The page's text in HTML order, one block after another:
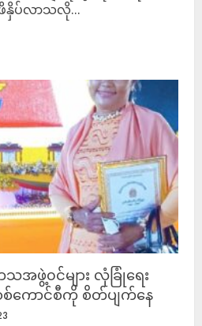
ဖိနှိပ်လာသလို...
အဖွဲ့၀င်များ လုံခြုံရေး
စ်ကောင်စီကို စိတ်ပျက်နေ